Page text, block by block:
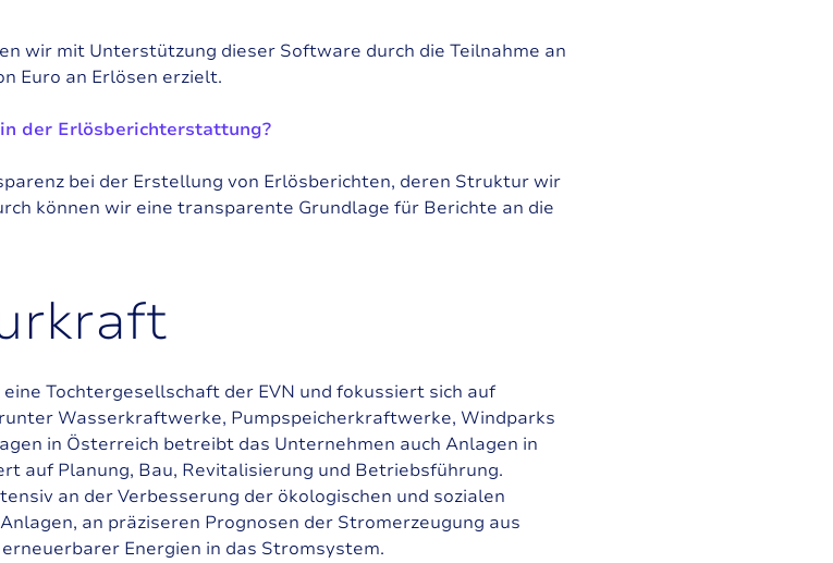
wir mit Unterstützung dieser Software durch die Teilnahme an
Euro an Erlösen erzielt.
der Erlösberichterstattung?
bei der Erstellung von Erlösberichten, deren Struktur wir
können wir eine transparente Grundlage für Berichte an die
rkraft
Tochtergesellschaft der EVN und fokussiert sich auf
Wasserkraftwerke, Pumpspeicherkraftwerke, Windparks
in Österreich betreibt das Unternehmen auch Anlagen in
auf Planung, Bau, Revitalisierung und Betriebsführung.
an der Verbesserung der ökologischen und sozialen
an präziseren Prognosen der Stromerzeugung aus
Energien in das Stromsystem.